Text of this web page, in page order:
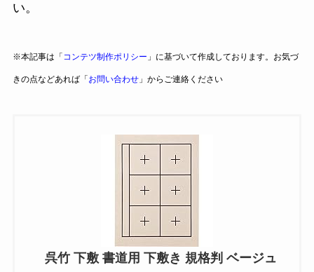
い。
※本記事は「 コンテツ制作ポリシー 」に基づいて作成しております。お気づ
きの点などあれば「 お問い合わせ」からご連絡ください
呉竹 下敷 書道用 下敷き 規格判 ベージュ